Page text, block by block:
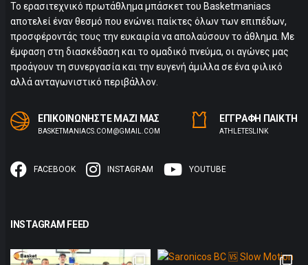
Το ερασιτεχνικό πρωτάθλημα μπάσκετ του Basketmaniacs
αποτελεί έναν θεσμό που ενώνει παίκτες όλων των επιπέδων,
προσφέροντάς τους την ευκαιρία να απολαύσουν το άθλημα. Με
έμφαση στη διασκέδαση και το ομαδικό πνεύμα, οι αγώνες μας
προάγουν τη συνεργασία και την ευγενή άμιλλα σε ένα φιλικό
αλλά ανταγωνιστικό περιβάλλον.
ΕΠΙΚΟΙΝΩΝΗΣΤΕ ΜΑΖΙ ΜΑΣ
BASKETMANIACS.COM@GMAIL.COM
ΕΓΓΡΑΦΗ ΠΑΙΚΤΗ
ΑTHLETESLINK
FACEBOOK INSTAGRAM YOUTUBE
INSTAGRAM FEED